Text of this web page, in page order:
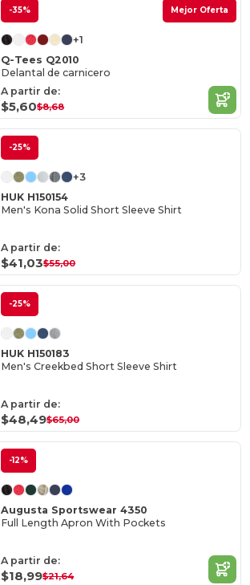
-35% Mejor Oferta
+1
Q-Tees Q2010
Delantal de carnicero
A partir de:
$5,60$8,68
-25%
+3
HUK H150154
Men's Kona Solid Short Sleeve Shirt
A partir de:
$41,03$55,00
-25%
HUK H150183
Men's Creekbed Short Sleeve Shirt
A partir de:
$48,49$65,00
-12%
Augusta Sportswear 4350
Full Length Apron With Pockets
A partir de:
$18,99$21,64